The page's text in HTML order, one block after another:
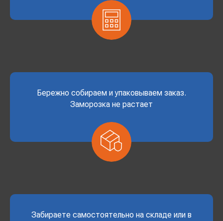
Бережно собираем и упаковываем заказ.
Заморозка не растает
Забираете самостоятельно на складе или в